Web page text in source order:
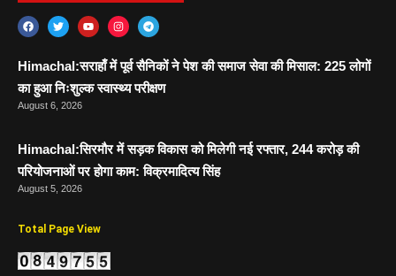
Himachal:सराहाँ में पूर्व सैनिकों ने पेश की समाज सेवा की मिसाल: 225 लोगों
का हुआ निःशुल्क स्वास्थ्य परीक्षण
August 6, 2026
Himachal:सिरमौर में सड़क विकास को मिलेगी नई रफ्तार, 244 करोड़ की
परियोजनाओं पर होगा काम: विक्रमादित्य सिंह
August 5, 2026
Total Page View